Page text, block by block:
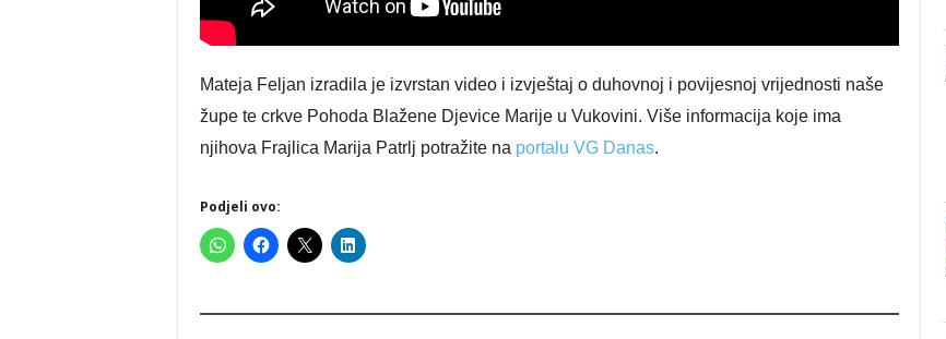
Mateja Feljan izradila je izvrstan video i izvještaj o duhovnoj i povijesnoj vrijednosti naše
župe te crkve Pohoda Blažene Djevice Marije u Vukovini. Više informacija koje ima
njihova Frajlica Marija Patrlj potražite na portalu VG Danas.
Podjeli ovo: